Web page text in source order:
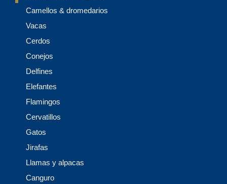
Camellos & dromedarios
Vacas
Cerdos
Conejos
Delfines
Elefantes
Flamingos
Cervatillos
Gatos
Jirafas
Llamas y alpacas
Canguro